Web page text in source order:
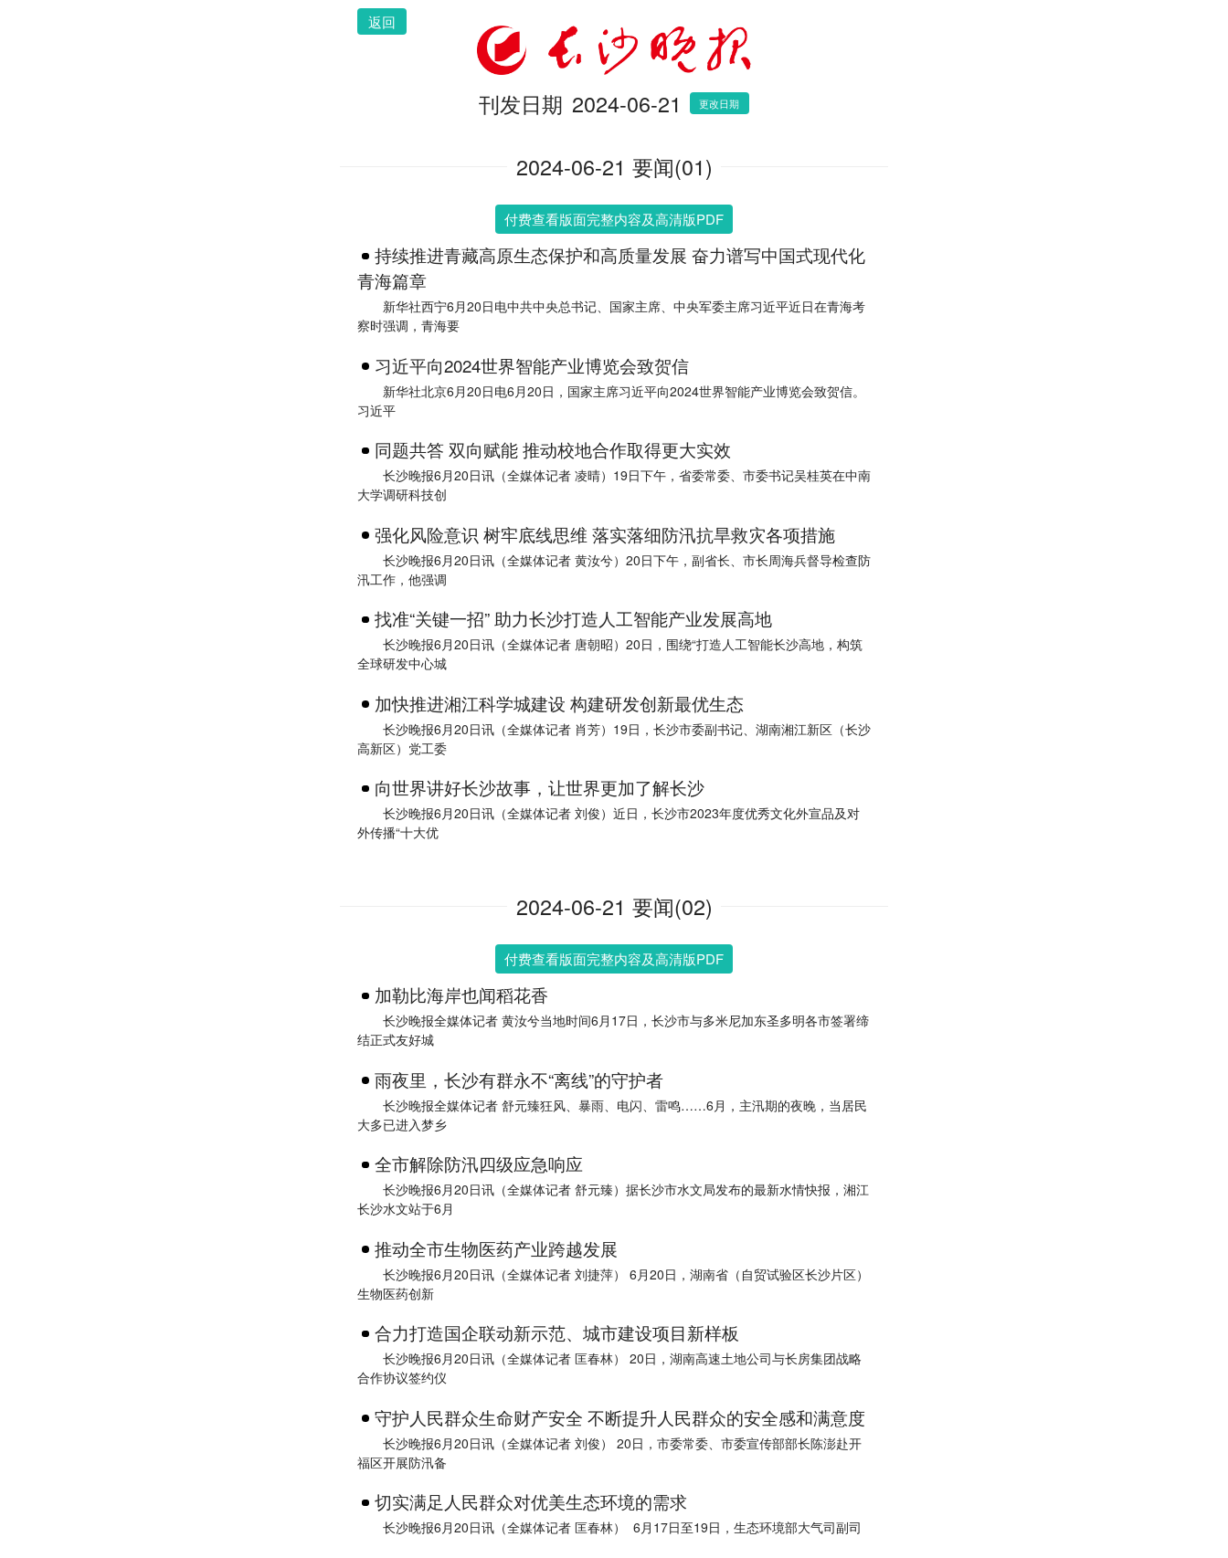
返回
刊发日期 2024-06-21 更改日期
2024-06-21 要闻(01)
付费查看版面完整内容及高清版PDF
持续推进青藏高原生态保护和高质量发展 奋力谱写中国式现代化
青海篇章
新华社西宁6月20日电中共中央总书记、国家主席、中央军委主席习近平近日在青海考
察时强调，青海要
习近平向2024世界智能产业博览会致贺信
新华社北京6月20日电6月20日，国家主席习近平向2024世界智能产业博览会致贺信。
习近平
同题共答 双向赋能 推动校地合作取得更大实效
长沙晚报6月20日讯（全媒体记者 凌晴）19日下午，省委常委、市委书记吴桂英在中南
大学调研科技创
强化风险意识 树牢底线思维 落实落细防汛抗旱救灾各项措施
长沙晚报6月20日讯（全媒体记者 黄汝兮）20日下午，副省长、市长周海兵督导检查防
汛工作，他强调
找准“关键一招” 助力长沙打造人工智能产业发展高地
长沙晚报6月20日讯（全媒体记者 唐朝昭）20日，围绕“打造人工智能长沙高地，构筑
全球研发中心城
加快推进湘江科学城建设 构建研发创新最优生态
长沙晚报6月20日讯（全媒体记者 肖芳）19日，长沙市委副书记、湖南湘江新区（长沙
高新区）党工委
向世界讲好长沙故事，让世界更加了解长沙
长沙晚报6月20日讯（全媒体记者 刘俊）近日，长沙市2023年度优秀文化外宣品及对
外传播“十大优
2024-06-21 要闻(02)
付费查看版面完整内容及高清版PDF
加勒比海岸也闻稻花香
长沙晚报全媒体记者 黄汝兮当地时间6月17日，长沙市与多米尼加东圣多明各市签署缔
结正式友好城
雨夜里，长沙有群永不“离线”的守护者
长沙晚报全媒体记者 舒元臻狂风、暴雨、电闪、雷鸣……6月，主汛期的夜晚，当居民
大多已进入梦乡
全市解除防汛四级应急响应
长沙晚报6月20日讯（全媒体记者 舒元臻）据长沙市水文局发布的最新水情快报，湘江
长沙水文站于6月
推动全市生物医药产业跨越发展
长沙晚报6月20日讯（全媒体记者 刘捷萍） 6月20日，湖南省（自贸试验区长沙片区）
生物医药创新
合力打造国企联动新示范、城市建设项目新样板
长沙晚报6月20日讯（全媒体记者 匡春林） 20日，湖南高速土地公司与长房集团战略
合作协议签约仪
守护人民群众生命财产安全 不断提升人民群众的安全感和满意度
长沙晚报6月20日讯（全媒体记者 刘俊） 20日，市委常委、市委宣传部部长陈澎赴开
福区开展防汛备
切实满足人民群众对优美生态环境的需求
长沙晚报6月20日讯（全媒体记者 匡春林） 6月17日至19日，生态环境部大气司副司